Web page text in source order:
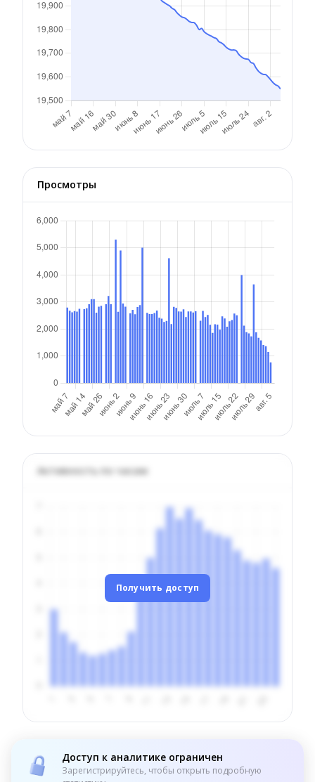
Просмотры
Активность по часам
Получить доступ
Доступ к аналитике ограничен
Зарегистрируйтесь, чтобы открыть подробную